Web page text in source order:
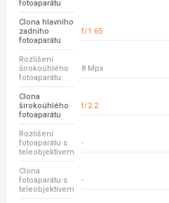
fotoaparátu
Clona hlavního
zadního
fotoaparátu
f/1.65
Rozlišení
širokoúhlého
fotoaparátu
8 Mpx
Clona
širokoúhlého
fotoaparátu
f/2.2
Rozlišení
fotoaparátu s
teleobjektivem
-
Clona
fotoaparátu s
teleobjektivem
-